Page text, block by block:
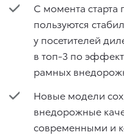
С момента старта
пользуются
у посетителей
в топ-3 по
рамных
Новые модели
внедорожные
современными и